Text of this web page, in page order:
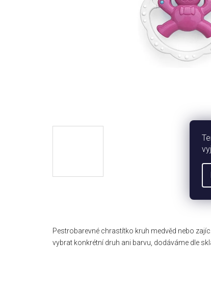
Pestrobarevné chrastítko kruh medvěd nebo
vybrat konkrétní druh ani barvu, dodáváme dle